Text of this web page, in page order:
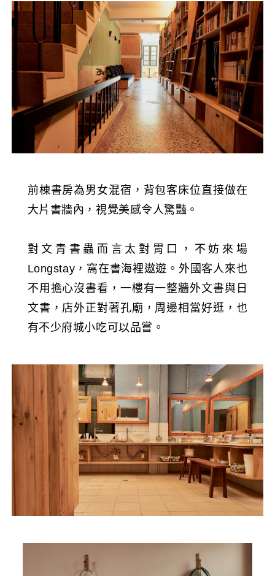
前棟書房為男女混宿，背包客床位直接做在
大片書牆內，視覺美感令人驚豔。
對文青書蟲而言太對胃口，不妨來場
Longstay，窩在書海裡遨遊。外國客人來也
不用擔心沒書看，一樓有一整牆外文書與日
文書，店外正對著孔廟，周邊相當好逛，也
有不少府城小吃可以品嘗。